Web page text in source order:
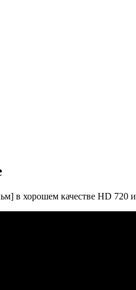
в хорошем качестве HD 720